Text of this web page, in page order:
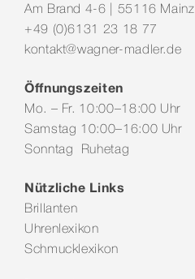
Wellendorff
Service & Leistungen
Am Brand 4-6 | 55116 Mainz
+49 (0)6131 23 18 77
kontakt@wagner-madler.de
Öffnungszeiten
Mo. – Fr. 10:00–18:00 Uhr
Samstag 10:00–16:00 Uhr
Sonntag Ruhetag
Nützliche Links
Brillanten
Uhrenlexikon
Schmucklexikon